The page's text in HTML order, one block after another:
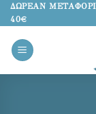
Μετάβαση
στο
περιεχόμενο
ΔΩΡΕΑΝ
40€